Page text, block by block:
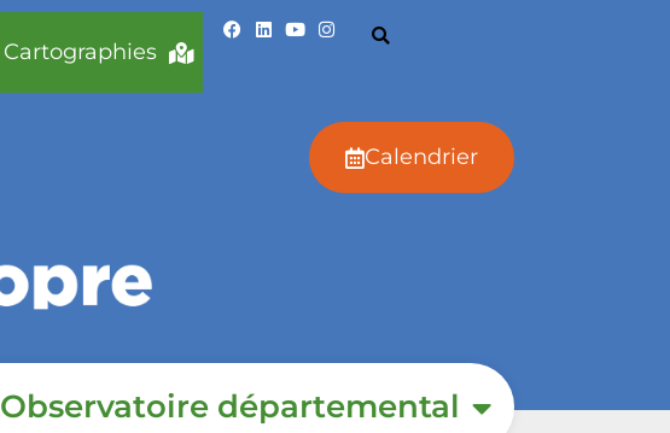
Cartographies
Calendrier
Observatoire départemental